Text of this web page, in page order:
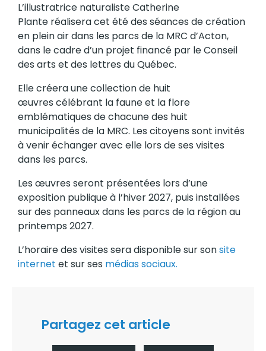
L’illustratrice naturaliste Catherine
Plante réalisera cet été des séances de création
en plein air dans les parcs de la MRC d’Acton,
dans le cadre d’un projet financé par le Conseil
des arts et des lettres du Québec.
Elle créera une collection de huit
œuvres célébrant la faune et la flore
emblématiques de chacune des huit
municipalités de la MRC. Les citoyens sont invités
à venir échanger avec elle lors de ses visites
dans les parcs.
Les œuvres seront présentées lors d’une
exposition publique à l’hiver 2027, puis installées
sur des panneaux dans les parcs de la région au
printemps 2027.
L’horaire des visites sera disponible sur sonsite
internet et sur ses médias sociaux.
Partagez cet article